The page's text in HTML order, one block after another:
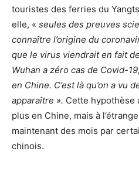
touristes des ferries du
elle, « seules des preuves
connaître l’origine du
que le virus viendrait en fait
Wuhan a zéro cas de Covid-
en Chine. C’est là qu’on a vu
apparaître ». Cette hypothèse
plus en Chine, mais à
maintenant des mois par
chinois.